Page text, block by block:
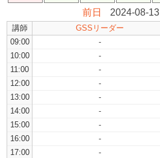
前日
2024-08-13
講師 GSSリーダー
09:00
-
10:00
-
11:00
-
12:00
-
13:00
-
14:00
-
15:00
-
16:00
-
17:00
-